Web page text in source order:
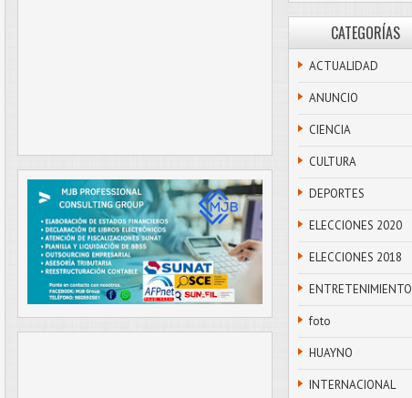
CATEGORÍAS
ACTUALIDAD
ANUNCIO
CIENCIA
CULTURA
DEPORTES
ELECCIONES 2020
ELECCIONES 2018
ENTRETENIMIENTO
foto
HUAYNO
INTERNACIONAL